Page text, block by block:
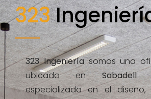
323
323 Ingenieríasomos una
ubicada enSabadell
especializada en el diseño,